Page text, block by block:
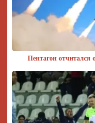
Пентагон отчитался